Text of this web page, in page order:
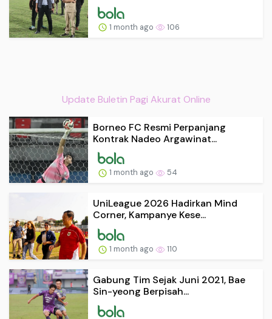
1 month ago 106
Update Buletin Pagi Akurat Online
Borneo FC Resmi Perpanjang
Kontrak Nadeo Argawinat...
1 month ago 54
UniLeague 2026 Hadirkan Mind
Corner, Kampanye Kese...
1 month ago 110
Gabung Tim Sejak Juni 2021, Bae
Sin-yeong Berpisah...